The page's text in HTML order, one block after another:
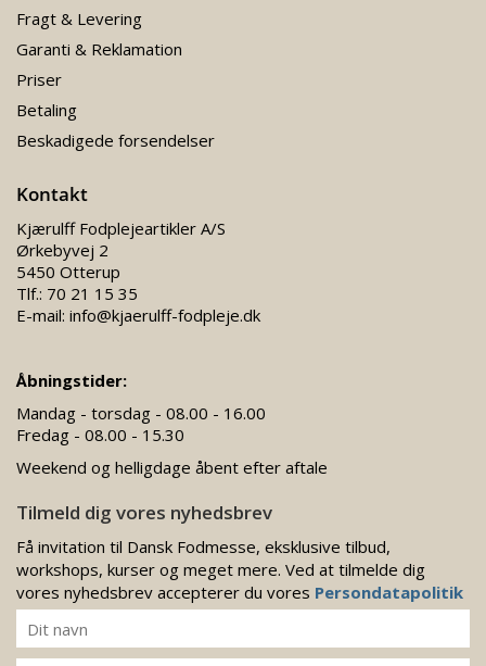
Fragt & Levering
Garanti & Reklamation
Priser
Betaling
Beskadigede forsendelser
Kontakt
Kjærulff Fodplejeartikler A/S
Ørkebyvej 2
5450 Otterup
Tlf.: 70 21 15 35
E-mail: info@kjaerulff-fodpleje.dk
Åbningstider:
Mandag - torsdag - 08.00 - 16.00
Fredag - 08.00 - 15.30
Weekend og helligdage åbent efter aftale
Tilmeld dig vores nyhedsbrev
Få invitation til Dansk Fodmesse, eksklusive tilbud,
workshops, kurser og meget mere. Ved at tilmelde dig
vores nyhedsbrev accepterer du vores Persondatapolitik